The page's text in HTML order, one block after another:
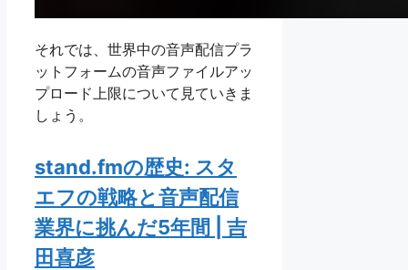
それでは、世界中の音声配信プラ
ットフォームの音声ファイルアッ
プロード上限について見ていきま
しょう。
stand.fmの歴史: スタ
エフの戦略と音声配信
業界に挑んだ5年間 | 吉
田喜彦